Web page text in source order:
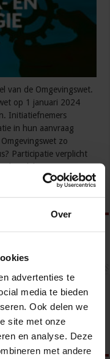
Over
advertenties te
media te bieden
Ook delen we
site met onze
en analyse. Deze
met andere
van de Omgevingswet.
op 1 januari 2024
Initiatiefnemers
in hun aanvraag
zo
Participatie verplicht
bundelt 26 …